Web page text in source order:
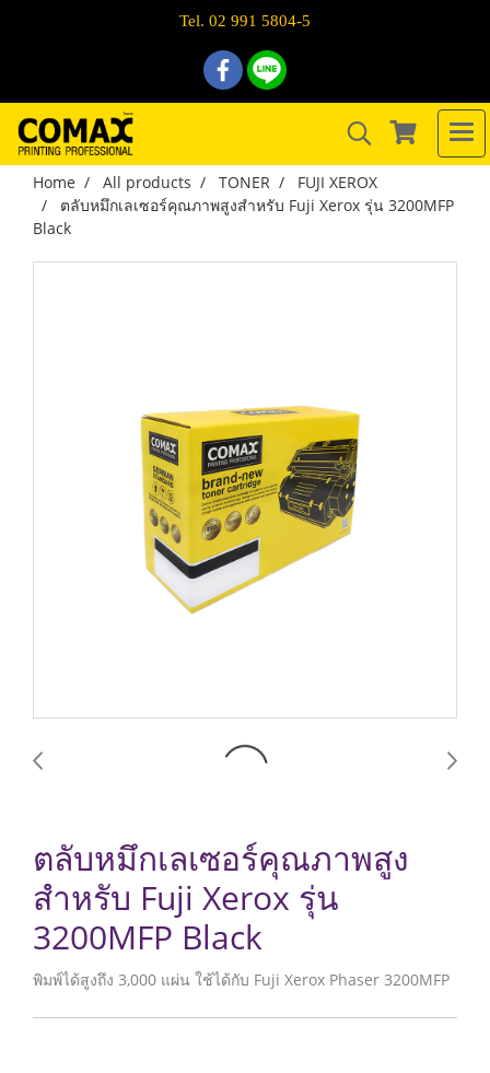
Tel. 02 991 5804-5
Home All products TONER
FUJI XEROX
ตลับหมึกเลเซอร์คุณภาพสูงสำหรับ Fuji Xerox รุ่น 3200MFP
Black
ตลับหมึกเลเซอร์คุณภาพสูง
สำหรับ Fuji Xerox รุ่น
3200MFP Black
พิมพ์ได้สูงถึง 3,000 แผ่น ใช้ได้กับ Fuji Xerox Phaser 3200MFP